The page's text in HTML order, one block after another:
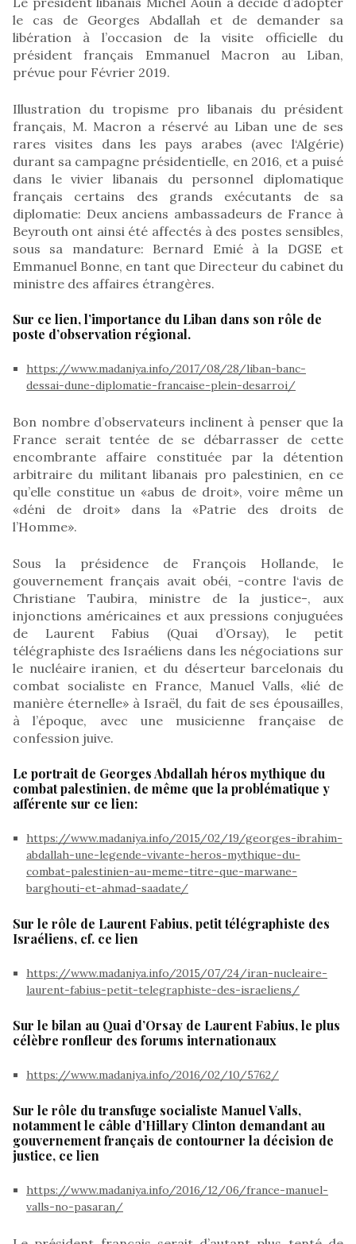
le cas de Georges Abdallah et de demander sa
libération à l’occasion de la visite officielle du
président français Emmanuel Macron au Liban,
prévue pour Février 2019.
Illustration du tropisme pro libanais du président
français, M. Macron a réservé au Liban une de ses
rares visites dans les pays arabes (avec l‘Algérie)
durant sa campagne présidentielle, en 2016, et a puisé
dans le vivier libanais du personnel diplomatique
français certains des grands exécutants de sa
diplomatie: Deux anciens ambassadeurs de France à
Beyrouth ont ainsi été affectés à des postes sensibles,
sous sa mandature: Bernard Emié à la DGSE et
Emmanuel Bonne, en tant que Directeur du cabinet du
ministre des affaires étrangères.
Sur ce lien, l’importance du Liban dans son rôle de
poste d’observation régional.
https://www.madaniya.info/2017/08/28/liban-banc-
dessai-dune-diplomatie-francaise-plein-desarroi/
Bon nombre d’observateurs inclinent à penser que la
France serait tentée de se débarrasser de cette
encombrante affaire constituée par la détention
arbitraire du militant libanais pro palestinien, en ce
qu’elle constitue un «abus de droit», voire même un
«déni de droit» dans la «Patrie des droits de
l’Homme».
Sous la présidence de François Hollande, le
gouvernement français avait obéi, -contre l‘avis de
Christiane Taubira, ministre de la justice-, aux
injonctions américaines et aux pressions conjuguées
de Laurent Fabius (Quai d’Orsay), le petit
télégraphiste des Israéliens dans les négociations sur
le nucléaire iranien, et du déserteur barcelonais du
combat socialiste en France, Manuel Valls, «lié de
manière éternelle» à Israël, du fait de ses épousailles,
à l’époque, avec une musicienne française de
confession juive.
Le portrait de Georges Abdallah héros mythique du
combat palestinien, de même que la problématique y
afférente sur ce lien:
https://www.madaniya.info/2015/02/19/georges-ibrahim-
abdallah-une-legende-vivante-heros-mythique-du-
combat-palestinien-au-meme-titre-que-marwane-
barghouti-et-ahmad-saadate/
Sur le rôle de Laurent Fabius, petit télégraphiste des
Israéliens, cf. ce lien
https://www.madaniya.info/2015/07/24/iran-nucleaire-
laurent-fabius-petit-telegraphiste-des-israeliens/
Sur le bilan au Quai d’Orsay de Laurent Fabius, le plus
célèbre ronfleur des forums internationaux
https://www.madaniya.info/2016/02/10/5762/
Sur le rôle du transfuge socialiste Manuel Valls,
notamment le câble d’Hillary Clinton demandant au
gouvernement français de contourner la décision de
justice, ce lien
https://www.madaniya.info/2016/12/06/france-manuel-
valls-no-pasaran/